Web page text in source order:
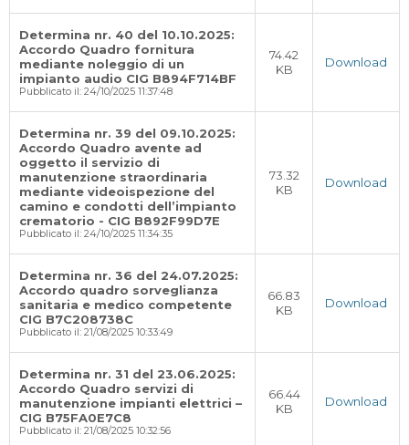
Determina nr. 40 del 10.10.2025:
Accordo Quadro fornitura
mediante noleggio di un
impianto audio CIG B894F714BF
Pubblicato il: 24/10/2025 11:37:48
74.42
KB
Download
Determina nr. 39 del 09.10.2025:
Accordo Quadro avente ad
oggetto il servizio di
manutenzione straordinaria
mediante videoispezione del
camino e condotti dell’impianto
crematorio - CIG B892F99D7E
Pubblicato il: 24/10/2025 11:34:35
73.32
KB
Download
Determina nr. 36 del 24.07.2025:
Accordo quadro sorveglianza
sanitaria e medico competente
CIG B7C208738C
Pubblicato il: 21/08/2025 10:33:49
66.83
KB
Download
Determina nr. 31 del 23.06.2025:
Accordo Quadro servizi di
manutenzione impianti elettrici –
CIG B75FA0E7C8
Pubblicato il: 21/08/2025 10:32:56
66.44
KB
Download